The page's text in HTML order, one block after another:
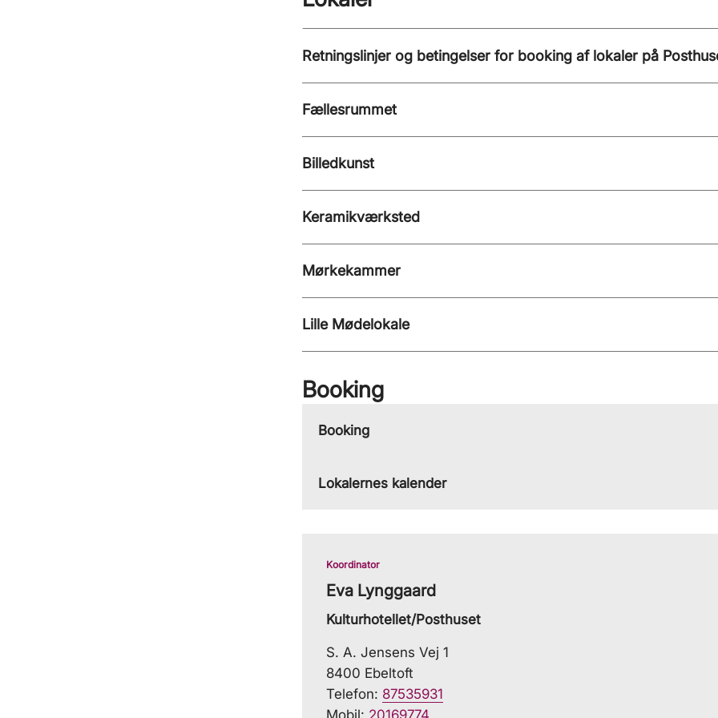
Retningslinjer og betingelser for booking af lokaler på
Fællesrummet
Billedkunst
Keramikværksted
Mørkekammer
Lille Mødelokale
Booking
Booking
Lokalernes kalender
Koordinator
Eva Lynggaard
Kulturhotellet/Posthuset
S. A. Jensens Vej 1
8400 Ebeltoft
Telefon: 87535931
Mobil: 20169774